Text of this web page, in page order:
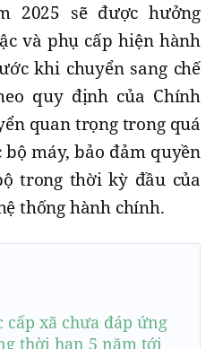
2025 sẽ được hưởng
và phụ cấp hiện hành
khi chuyển sang chế
quy định của Chính
quan trọng trong quá
máy, bảo đảm quyền
trong thời kỳ đầu của
thống hành chính.
cấp xã chưa đáp ứng
thời hạn 5 năm tới